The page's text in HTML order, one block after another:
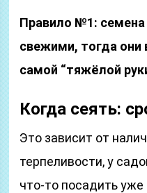
Правило №1:
свежими, тогда они
самой “тяжёлой
Когда сеять:
Это зависит от
терпеливости, у
что-то посадить уже